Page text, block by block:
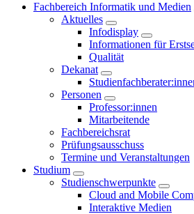
Fachbereich Informatik und Medien
Aktuelles
Infodisplay
Informationen für
Qualität
Dekanat
Personen
Professor:innen
Mitarbeitende
Fachbereichsrat
Prüfungsausschuss
Termine und Veranstaltungen
Studium
Studienschwerpunkte
Cloud and Mobile
Interaktive Medien